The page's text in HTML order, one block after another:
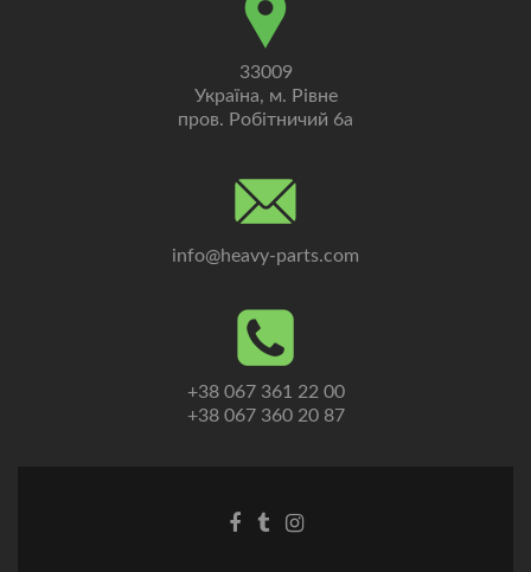
33009
Україна, м. Рівне
пров. Робітничий 6а
info@heavy-parts.com
+38 067 361 22 00
+38 067 360 20 87